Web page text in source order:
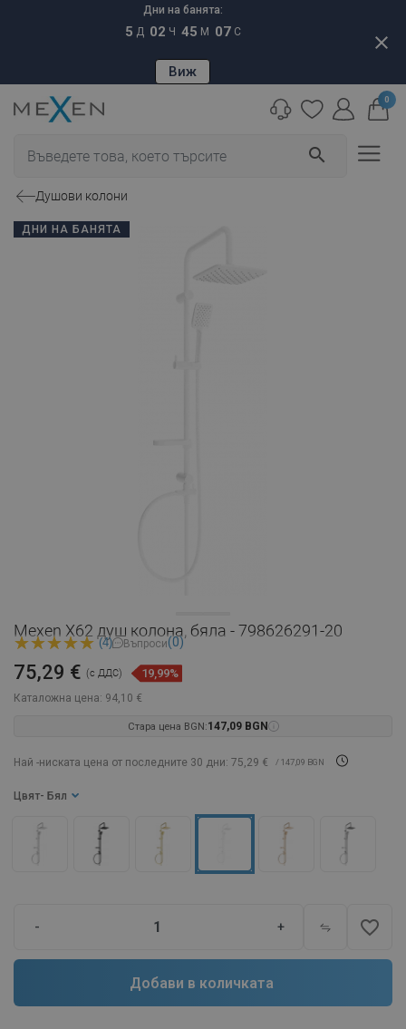
Дни на банята:
5 Д 02 Ч 45 М 06 С
Виж
close
search
0
Душови колони
ДНИ НА БАНЯТА
Mexen X62 душ колона, бяла - 798626291-20
(4) Въпроси(0)
Каталожна цена: 94,10 €
75,29 € (с ДДС) 19,99%
Стара цена BGN:147,09 BGN
Най -ниската цена от последните 30 дни: 75,29 € / 147,09 BGN
Цвят - Бял
- + favorite_border
Добави в количката